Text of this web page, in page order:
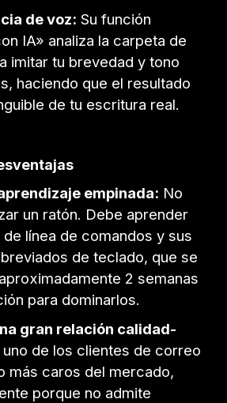
de voz: Su función
IA» analiza la carpeta de
imitar tu brevedad y tono
haciendo que el resultado
de tu escritura real.
empinada: No
un ratón. Debe aprender
línea de comandos y sus
de teclado, que se
2 semanas
para dominarlos.
gran relación calidad-
uno de los clientes de correo
más caros del mercado,
porque no admite